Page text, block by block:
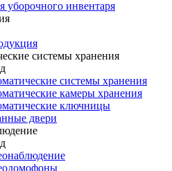
инвентаря
системы хранения
системы хранения
камеры хранения
ключницы
двери